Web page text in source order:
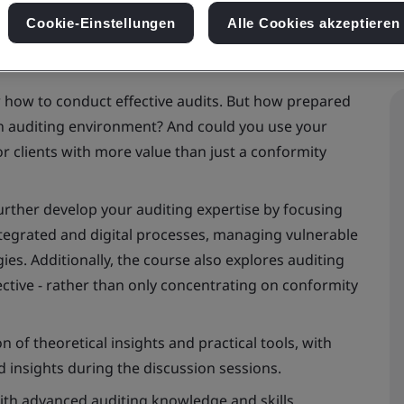
to conduct effective audits. But how prepared
environment? And could you use your
clients with more value than just a conformity
develop your auditing expertise by focusing
and digital processes, managing vulnerable
Additionally, the course also explores auditing
- rather than only concentrating on conformity
of theoretical insights and practical tools, with
during the discussion sessions.
Cookie-Einstellungen Alle Cookies akzeptieren